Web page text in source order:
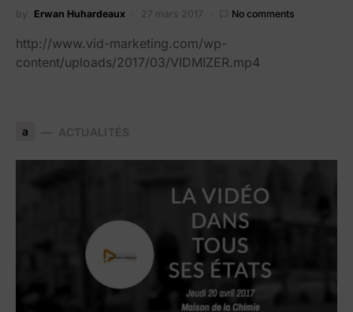
by Erwan Huhardeaux 27 mars 2017 No comments
http://www.vid-marketing.com/wp-
content/uploads/2017/03/VIDMIZER.mp4
a ACTUALITÉS